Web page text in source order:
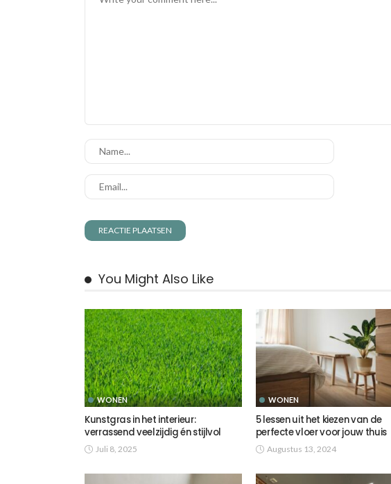
You Might Also Like
WONEN
Kunstgras in het interieur:
verrassend veelzijdig én stijlvol
Juli 8, 2025
WONEN
5 lessen uit het kiezen van de
perfecte vloer voor jouw thuis
Augustus 13, 2024